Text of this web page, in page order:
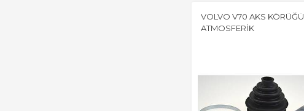
VOLVO V70 AKS KÖRÜĞÜ
ATMOSFERİK